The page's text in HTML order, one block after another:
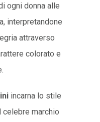
ogni donna alle
interpretandone
attraverso
colorato e
incarna lo stile
marchio